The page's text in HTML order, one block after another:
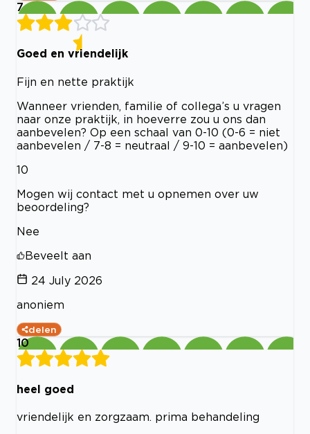
7
Goed en vriendelijk
Fijn en nette praktijk
Wanneer vrienden, familie of collega’s u vragen
naar onze praktijk, in hoeverre zou u ons dan
aanbevelen? Op een schaal van 0-10 (0-6 = niet
aanbevelen / 7-8 = neutraal / 9-10 = aanbevelen)
10
Mogen wij contact met u opnemen over uw
beoordeling?
Nee
Beveelt aan
24 July 2026
anoniem
delen
10
heel goed
vriendelijk en zorgzaam. prima behandeling